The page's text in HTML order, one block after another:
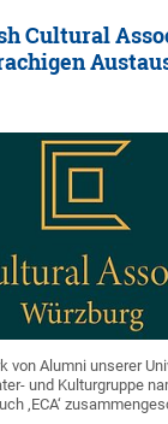
Cultural
von Alumni unserer
und Kulturgruppe
‚ECA‘